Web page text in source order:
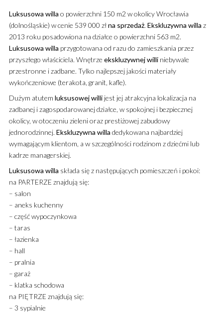
Luksusowa willa o powierzchni 150 m2 w okolicy Wrocławia
(dolnośląskie) w cenie 539 000 złna sprzedaż. Ekskluzywna willa z
2013 roku posadowiona na działce o powierzchni 563 m2.
Luksusowa willa przygotowana od razu do zamieszkania przez
przyszłego właściciela. Wnętrze ekskluzywnejwilliniebywale
przestronne i zadbane. Tylko najlepszej jakości materiały
wykończeniowe (terakota, granit, kafle).
Dużym atutem luksusowejwillijest jej atrakcyjna lokalizacja na
zadbanej i zagospodarowanej działce, w spokojnej i bezpiecznej
okolicy, w otoczeniu zieleni oraz prestiżowej zabudowy
jednorodzinnej. Ekskluzywna willa dedykowana najbardziej
wymagającym klientom, a w szczególności rodzinom z dziećmi lub
kadrze managerskiej.
Luksusowa willa składa się z następujących pomieszczeń i pokoi:
na PARTERZE znajdują się:
– salon
– aneks kuchenny
– część wypoczynkowa
– taras
– łazienka
– hall
– pralnia
– garaż
– klatka schodowa
na PIĘTRZE znajdują się:
– 3 sypialnie